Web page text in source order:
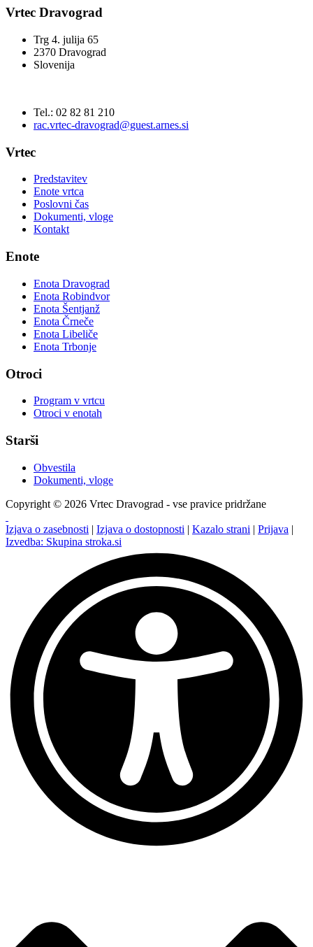
Vrtec Dravograd
Trg 4. julija 65
2370 Dravograd
Slovenija
Tel.: 02 82 81 210
rac.vrtec-dravograd@guest.arnes.si
Vrtec
Predstavitev
Enote vrtca
Poslovni čas
Dokumenti, vloge
Kontakt
Enote
Enota Dravograd
Enota Robindvor
Enota Šentjanž
Enota Črneče
Enota Libeliče
Enota Trbonje
Otroci
Program v vrtcu
Otroci v enotah
Starši
Obvestila
Dokumenti, vloge
Copyright © 2026 Vrtec Dravograd - vse pravice pridržane
Izjava o zasebnosti | Izjava o dostopnosti | Kazalo strani | Prijava |
Izvedba: Skupina stroka.si